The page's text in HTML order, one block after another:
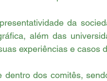
da
além das
experiências e casos
dentro dos comitês,